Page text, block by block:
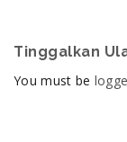
Tinggalkan
You must be